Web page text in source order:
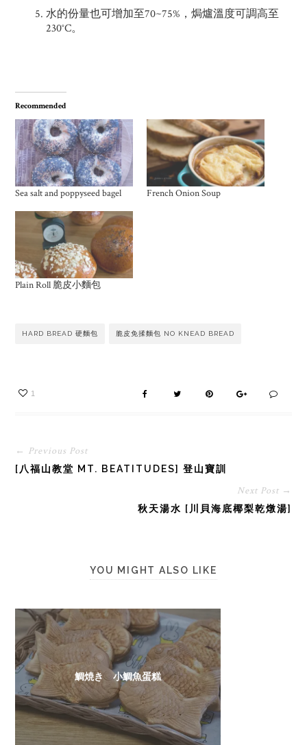
水的份量也可增加至70~75%，焗爐溫度可調高至
230°C。
Recommended
Sea salt and poppyseed bagel French Onion Soup
Plain Roll 脆皮小麵包
HARD BREAD 硬麵包 脆皮免揉麵包 NO KNEAD BREAD
1
← Previous Post
[八福山教堂 MT. BEATITUDES] 登山寶訓
Next Post →
秋天湯水 [川貝海底椰梨乾燉湯]
YOU MIGHT ALSO LIKE
鯛焼き 小鯛魚蛋糕